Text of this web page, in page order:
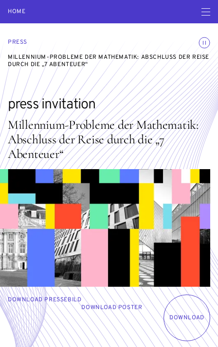
HOME Open
PRESS
MILLENNIUM-PROBLEME DER MATHEMATIK: ABSCHLUSS DER REISE
DURCH DIE „7 ABENTEUER“
Millennium-Probleme der Mathematik:
Abschluss der Reise durch die „7
Abenteuer“
press invitation
DOWNLOAD
DOWNLOAD PRESSEBILD
DOWNLOAD POSTER